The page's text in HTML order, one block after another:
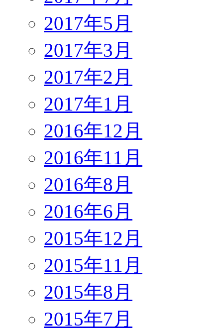
2017年5月
2017年3月
2017年2月
2017年1月
2016年12月
2016年11月
2016年8月
2016年6月
2015年12月
2015年11月
2015年8月
2015年7月